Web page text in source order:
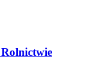
Rolnictwie